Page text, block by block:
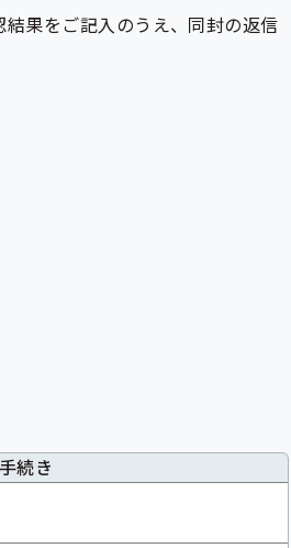
果をご記入のうえ、同封の返信
続き